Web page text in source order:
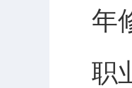
年
职